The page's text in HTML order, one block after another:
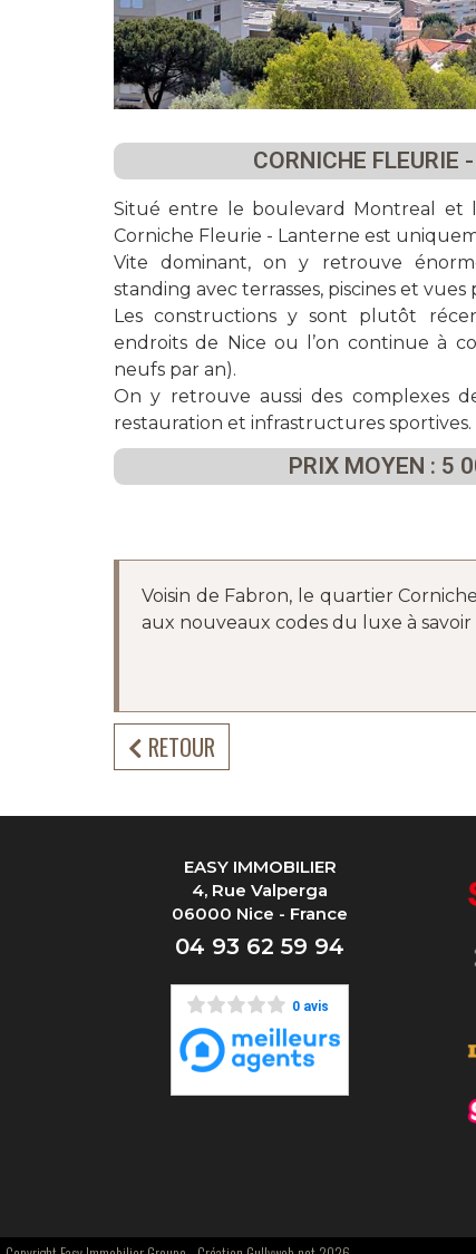
CORNICHE FLEURIE
Situé entre le boulevard Montreal et
Corniche Fleurie - Lanterne est
Vite dominant, on y retrouve
standing avec terrasses, piscines et vues
Les constructions y sont plutôt
endroits de Nice ou l’on continue à
neufs par an).
On y retrouve aussi des complexes
restauration et infrastructures sportives.
PRIX MOYEN : 5
Voisin de Fabron, le quartier
aux nouveaux codes du luxe à savoir
RETOUR
EASY IMMOBILIER
4, Rue Valperga
06000 Nice - France
04 93 62 59 94
0 avis